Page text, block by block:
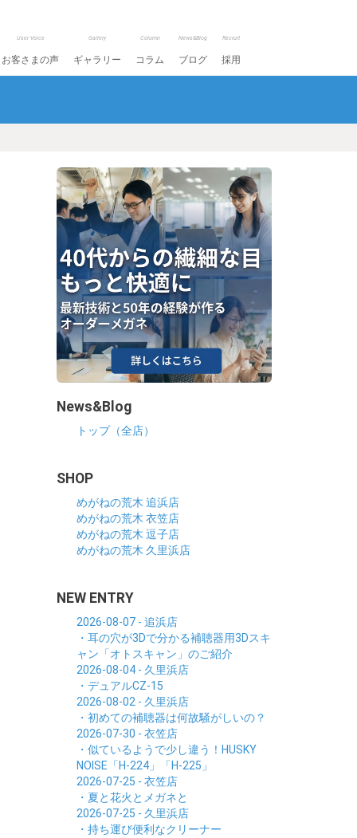
User Voice
お客さまの声
Gallery
ギャラリー
Column
コラム
News&Blog
ブログ
Recruit
採用
News&Blog
トップ（全店）
SHOP
めがねの荒木 追浜店
めがねの荒木 衣笠店
めがねの荒木 逗子店
めがねの荒木 久里浜店
NEW ENTRY
2026-08-07 - 追浜店
・耳の穴が3Dで分かる補聴器用3Dスキ
ャン「オトスキャン」のご紹介
2026-08-04 - 久里浜店
・デュアルCZ-15
2026-08-02 - 久里浜店
・初めての補聴器は何故騒がしいの？
2026-07-30 - 衣笠店
・似ているようで少し違う！HUSKY
NOISE「H-224」「H-225」
2026-07-25 - 衣笠店
・夏と花火とメガネと
2026-07-25 - 久里浜店
・持ち運び便利なクリーナー